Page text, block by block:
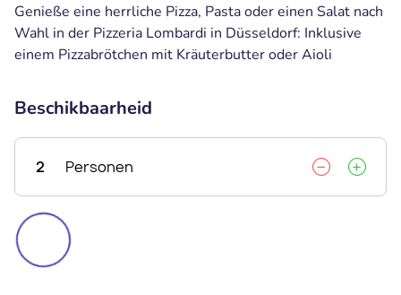
Genieße eine herrliche Pizza, Pasta oder einen Salat nach
Wahl in der Pizzeria Lombardi in Düsseldorf: Inklusive
einem Pizzabrötchen mit Kräuterbutter oder Aioli
Beschikbaarheid
2 Personen